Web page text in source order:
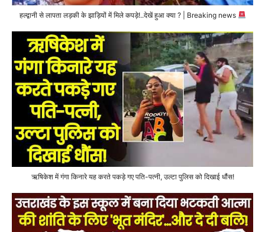
हल्द्वानी से लापता लड़की के झाड़ियों में मिले कपड़े!..देखें हुआ क्या ? | Breaking news
ऋषिकेश में गंगा किनारे यह करते पकड़े गए पति-पत्नी, उल्टा पुलिस को दिखाई धौंस!